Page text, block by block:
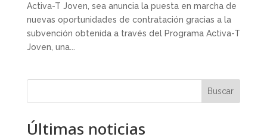
Activa-T Joven, sea anuncia la puesta en marcha de
nuevas oportunidades de contratación gracias a la
subvención obtenida a través del Programa Activa-T
Joven, una...
Buscar
Últimas noticias